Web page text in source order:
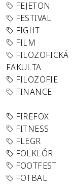
FEJETON
FESTIVAL
FIGHT
FILM
FILOZOFICKÁ
FAKULTA
FILOZOFIE
FINANCE
FIREFOX
FITNESS
FLEGR
FOLKLÓR
FOOTFEST
FOTBAL